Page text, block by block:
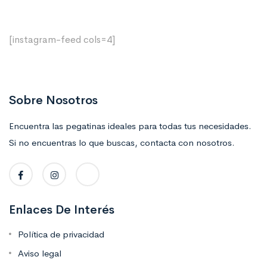
[instagram-feed cols=4]
Sobre Nosotros
Encuentra las pegatinas ideales para todas tus necesidades.
Si no encuentras lo que buscas, contacta con nosotros.
Enlaces De Interés
Política de privacidad
Aviso legal